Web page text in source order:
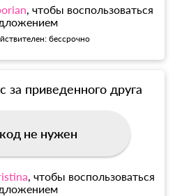
, чтобы воспользоваться
бессрочно
за приведенного друга
не нужен
, чтобы воспользоваться